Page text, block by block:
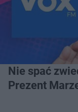
Nie spać
Prezent